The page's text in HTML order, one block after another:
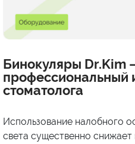
Бинокуляры Dr.Kim
профессиональный
стоматолога
Использование налобного
света существенно снижает